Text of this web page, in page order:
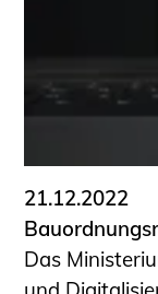
21.12.2022
Das